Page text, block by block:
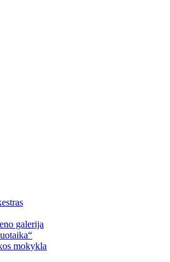
galerija
mokykla